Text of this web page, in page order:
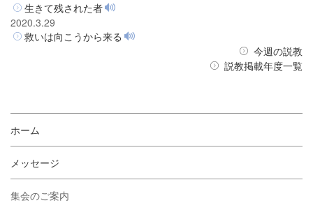
生きて残された者
2020.3.29
救いは向こうから来る
今週の説教
説教掲載年度一覧
ホーム
メッセージ
集会のご案内